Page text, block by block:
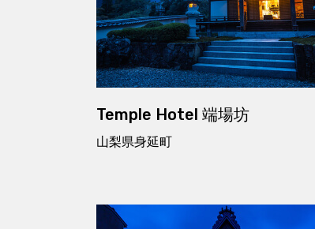
Temple Hotel 端場坊
山梨県身延町